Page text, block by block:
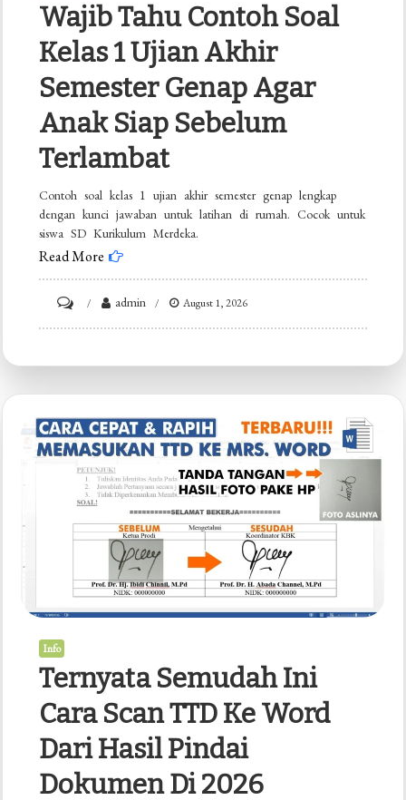
Wajib Tahu Contoh Soal
Kelas 1 Ujian Akhir
Semester Genap Agar
Anak Siap Sebelum
Terlambat
Contoh soal kelas 1 ujian akhir semester genap lengkap
dengan kunci jawaban untuk latihan di rumah. Cocok untuk
siswa SD Kurikulum Merdeka.
Read More
Wajib
Kelas
1
Ujian
Akhir
Semester
Agar
Terlambat
admin August 1, 2026
Info
Ternyata Semudah Ini
Cara Scan TTD Ke Word
Dari Hasil Pindai
Dokumen Di 2026